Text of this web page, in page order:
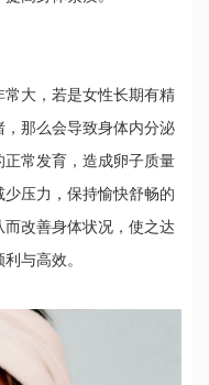
大，若是女性长期有精
那么会导致身体内分泌
常发育，造成卵子质量
压力，保持愉快舒畅的
改善身体状况，使之达
与高效。